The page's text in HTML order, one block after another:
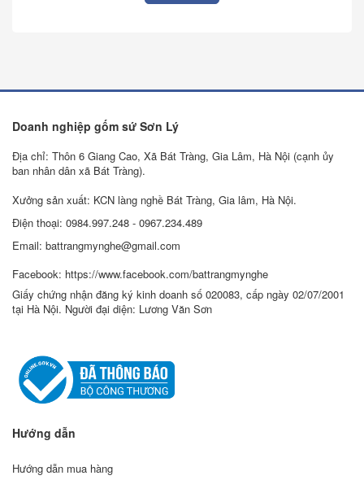
Doanh nghiệp gốm sứ Sơn Lý
Địa chỉ: Thôn 6 Giang Cao, Xã Bát Tràng, Gia Lâm, Hà Nội (cạnh ủy
ban nhân dân xã Bát Tràng).
Xưởng sản xuất: KCN làng nghề Bát Tràng, Gia lâm, Hà Nội.
Điện thoại: 0984.997.248 - 0967.234.489
Email: battrangmynghe@gmail.com
Facebook: https://www.facebook.com/battrangmynghe
Giấy chứng nhận đăng ký kinh doanh số 020083, cấp ngày 02/07/2001
tại Hà Nội. Người đại diện: Lương Văn Sơn
Hướng dẫn
Hướng dẫn mua hàng